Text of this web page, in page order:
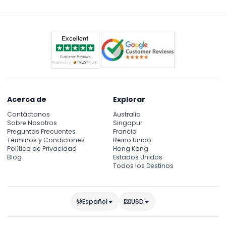
Acerca de
Contáctanos
Sobre Nosotros
Preguntas Frecuentes
Términos y Condiciones
Política de Privacidad
Blog
Explorar
Australia
Singapur
Francia
Reino Unido
Hong Kong
Estados Unidos
Todos los Destinos
Español USD